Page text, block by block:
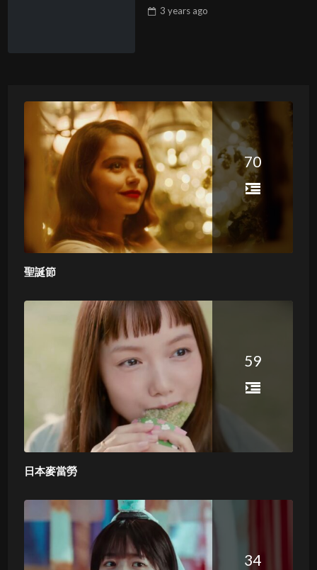
3 years ago
70
聖誕節
59
日本麥當勞
34